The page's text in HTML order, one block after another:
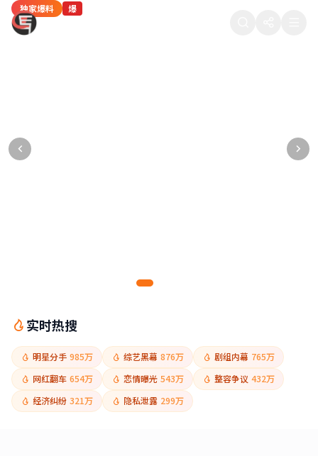
88在线吃瓜
独家爆料 爆
某顶流男星被曝深夜密会神秘女子，工作室紧
热门八卦 热
当红女星疑似隐婚生子，医院产检照片被流出
独家爆料 爆
某导演潜规则多名女演员，聊天记录被公开
热门八卦 热
热门综艺剪辑争议：某选手被淘汰的真实原因
网红八卦 新
知名网红直播间翻车，产品质量问题引众怒
实时热搜
明星分手 985万 综艺黑幕 876万 剧组内幕 765万
网红翻车 654万 恋情曝光 543万 整容争议 432万
经济纠纷 321万 隐私泄露 299万